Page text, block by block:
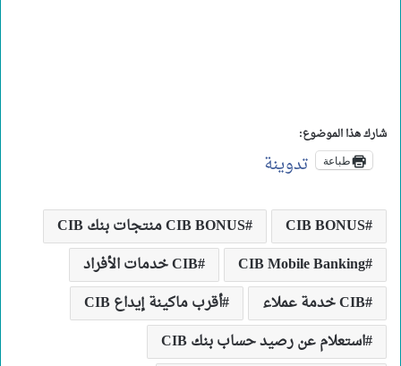
شارك هذا الموضوع:
طباعة تدوينة
CIB BONUS
CIB BONUS منتجات بنك CIB
CIB Mobile Banking
CIB خدمات الأفراد
CIB خدمة عملاء
أقرب ماكينة إيداع CIB
استعلام عن رصيد حساب بنك CIB